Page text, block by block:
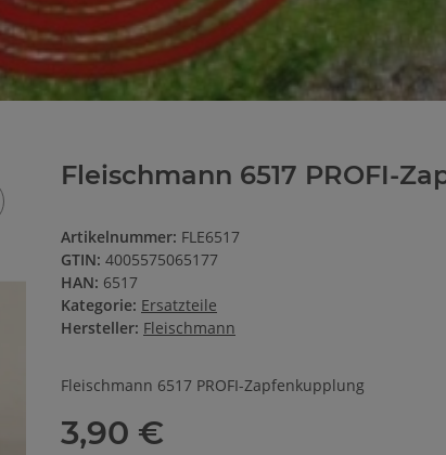
Fleischmann 6517 PROFI-
Artikelnummer: FLE6517
GTIN: 4005575065177
HAN: 6517
Kategorie: Ersatzteile
Hersteller: Fleischmann
Fleischmann 6517 PROFI-Zapfenkupplung
3,90 €